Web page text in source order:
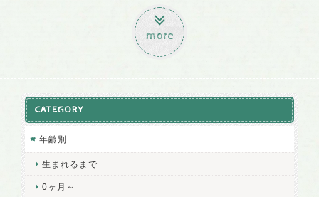
more
CATEGORY
年齢別
生まれるまで
0ヶ月～